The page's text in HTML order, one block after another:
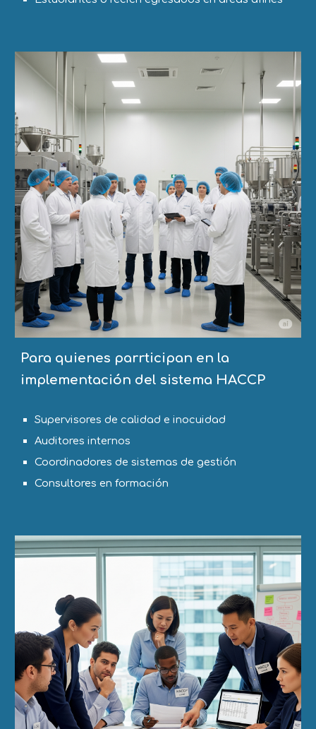
Para quienes parrticipan en la
implementación del sistema HACCP
Supervisores de calidad e inocuidad
Auditores internos
Coordinadores de sistemas de gestión
Consultores en formación